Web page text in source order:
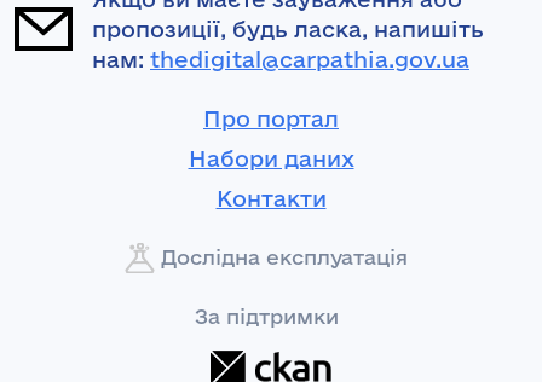
пропозиції, будь ласка, напишіть
нам: thedigital@carpathia.gov.ua
Про портал
Набори даних
Контакти
Дослідна експлуатація
За підтримки